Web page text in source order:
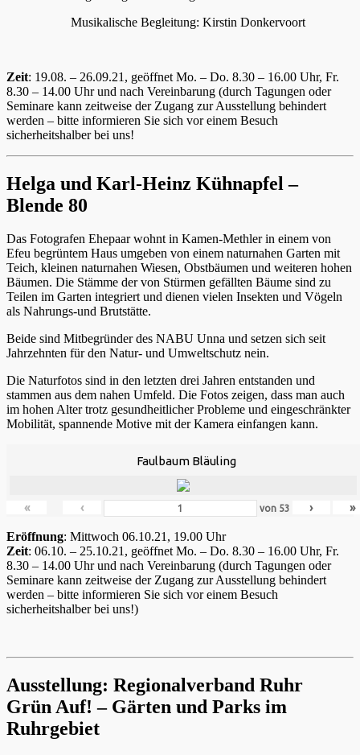
Musikalische Begleitung: Kirstin Donkervoort
Zeit: 19.08. – 26.09.21, geöffnet Mo. – Do. 8.30 – 16.00 Uhr, Fr.
8.30 – 14.00 Uhr und nach Vereinbarung (durch Tagungen oder
Seminare kann zeitweise der Zugang zur Ausstellung behindert
werden – bitte informieren Sie sich vor einem Besuch
sicherheitshalber bei uns!
Helga und Karl-Heinz Kühnapfel –
Blende 80
Das Fotografen Ehepaar wohnt in Kamen-Methler in einem von
Efeu begrüntem Haus umgeben von einem naturnahen Garten mit
Teich, kleinen naturnahen Wiesen, Obstbäumen und weiteren hohen
Bäumen. Die Stämme der von Stürmen gefällten Bäume sind zu
Teilen im Garten integriert und dienen vielen Insekten und Vögeln
als Nahrungs-und Brutstätte.
Beide sind Mitbegründer des NABU Unna und setzen sich seit
Jahrzehnten für den Natur- und Umweltschutz nein.
Die Naturfotos sind in den letzten drei Jahren entstanden und
stammen aus dem nahen Umfeld. Die Fotos zeigen, dass man auch
im hohen Alter trotz gesundheitlicher Probleme und eingeschränkter
Mobilität, spannende Motive mit der Kamera einfangen kann.
Faulbaum Bläuling
« ‹ von 53 › »
Eröffnung: Mittwoch 06.10.21, 19.00 Uhr
Zeit: 06.10. – 25.10.21, geöffnet Mo. – Do. 8.30 – 16.00 Uhr, Fr.
8.30 – 14.00 Uhr und nach Vereinbarung (durch Tagungen oder
Seminare kann zeitweise der Zugang zur Ausstellung behindert
werden – bitte informieren Sie sich vor einem Besuch
sicherheitshalber bei uns!)
Ausstellung: Regionalverband Ruhr
Grün Auf! – Gärten und Parks im
Ruhrgebiet